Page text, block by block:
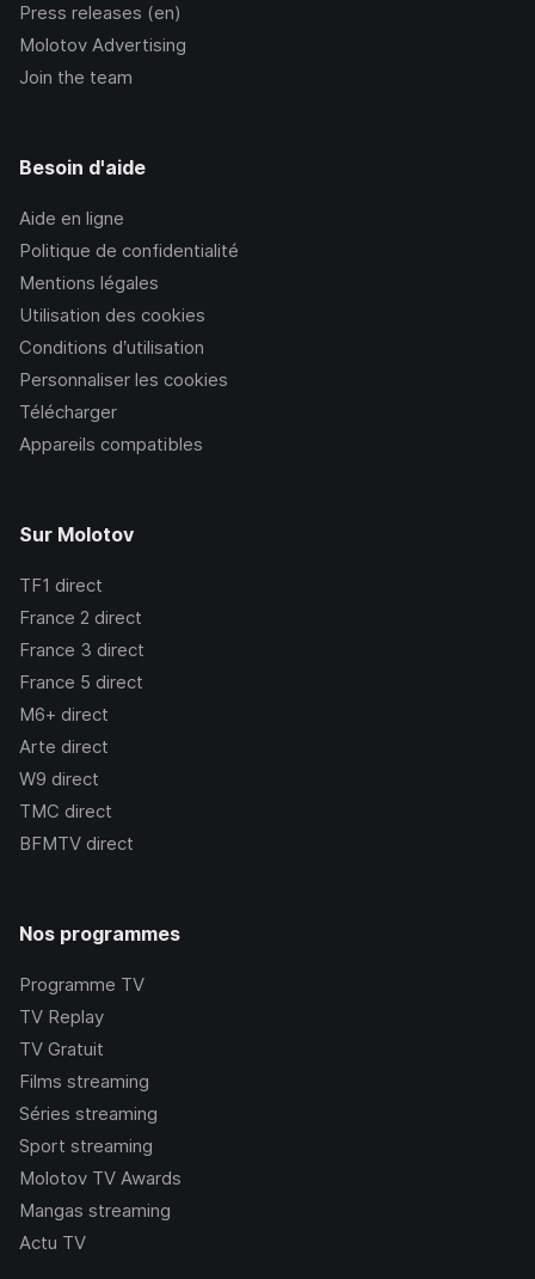
Press releases (en)
Molotov Advertising
Join the team
Besoin d'aide
Aide en ligne
Politique de confidentialité
Mentions légales
Utilisation des cookies
Conditions d’utilisation
Personnaliser les cookies
Télécharger
Appareils compatibles
Sur Molotov
TF1 direct
France 2 direct
France 3 direct
France 5 direct
M6+ direct
Arte direct
W9 direct
TMC direct
BFMTV direct
Nos programmes
Programme TV
TV Replay
TV Gratuit
Films streaming
Séries streaming
Sport streaming
Molotov TV Awards
Mangas streaming
Actu TV